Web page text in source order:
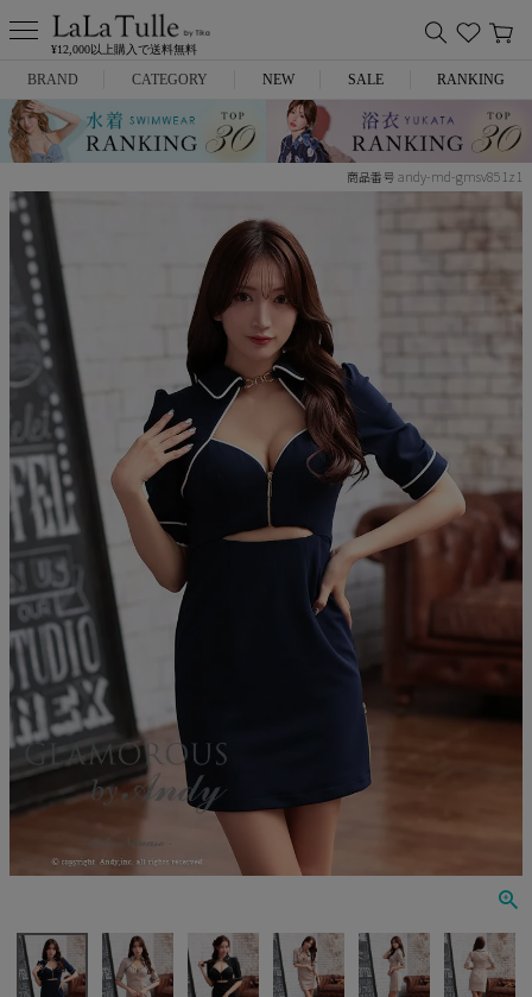
¥12,000以上購入で送料無料
BRAND
Anella
ROBE de FLEURS
Glossy
DEA.
ANIER.
ANGEL R
Veautt
PURESS
Andy
an
GLAMOROUS
JENNNY
CATEGORY
ミニドレス
ロングドレス
キャバヒール
スーツ
アウター
バッグ
ランジェリー
コスプレ
水着
浴衣
NEW SALE RANKING
商品番号 andy-md-gmsv851z1